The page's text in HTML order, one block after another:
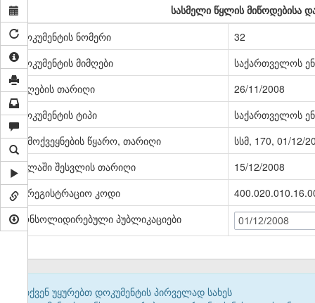
სასმელი წყლის მიწოდებისა
დოკუმენტის ნომერი
32
დოკუმენტის მიმღები
საქართველოს
მიღების თარიღი
26/11/2008
დოკუმენტის ტიპი
საქართველოს
გამოქვეყნების წყარო, თარიღი
სსმ, 170, 01/12/
ძალაში შესვლის თარიღი
15/12/2008
სარეგისტრაციო კოდი
კონსოლიდირებული პუბლიკაციები
01/12/2008
თქვენ უყურებთ დოკუმენტის პირველად სახეს